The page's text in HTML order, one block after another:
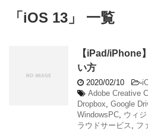
「iOS 13」 一覧
【iPad/iPhone
い方
2020/02/10 -
Adobe Creative
Dropbox, Google
WindowsPC, ウィジ
ラウドサービス , フ